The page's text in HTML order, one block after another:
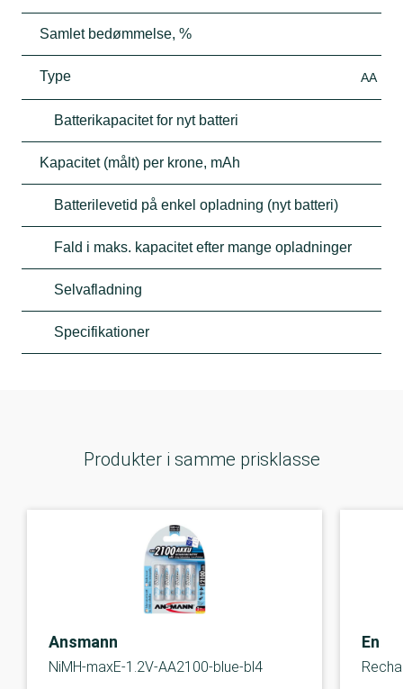
Samlet bedømmelse, %
Type AA
Batterikapacitet for nyt batteri
Kapacitet (målt) per krone, mAh
Batterilevetid på enkel opladning (nyt batteri)
Fald i maks. kapacitet efter mange opladninger
Selvafladning
Specifikationer
Produkter i samme prisklasse
Ansmann
NiMH-maxE-1.2V-AA2100-blue-bl4